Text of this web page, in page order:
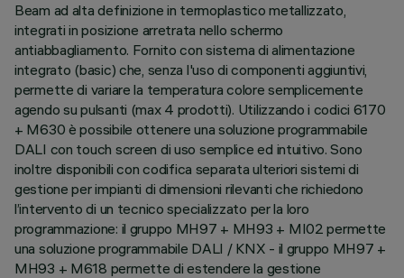
Beam ad alta definizione in termoplastico metallizzato,
integrati in posizione arretrata nello schermo
antiabbagliamento. Fornito con sistema di alimentazione
integrato (basic) che, senza l'uso di componenti aggiuntivi,
permette di variare la temperatura colore semplicemente
agendo su pulsanti (max 4 prodotti). Utilizzando i codici 6170
+ M630 è possibile ottenere una soluzione programmabile
DALI con touch screen di uso semplice ed intuitivo. Sono
inoltre disponibili con codifica separata ulteriori sistemi di
gestione per impianti di dimensioni rilevanti che richiedono
l’intervento di un tecnico specializzato per la loro
programmazione: il gruppo MH97 + MH93 + MI02 permette
una soluzione programmabile DALI / KNX - il gruppo MH97 +
MH93 + M618 permette di estendere la gestione